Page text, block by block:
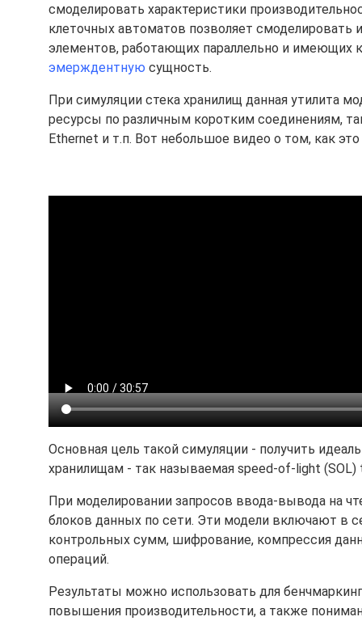
смоделировать характеристики
клеточных автоматов позволяет
элементов, работающих параллельно и имеющих
эмерждентную сущность.
При симуляции стека хранилищ данная утилита
ресурсы по различным коротким соединениям,
Ethernet и т.п. Вот небольшое видео о том, как это
Основная цель такой симуляции - получить
хранилищам - так называемая speed-of-light (SOL)
При моделировании запросов ввода-вывода на
блоков данных по сети. Эти модели включают в
контрольных сумм, шифрование, компрессия
операций.
Результаты можно использовать для
повышения производительности, а также